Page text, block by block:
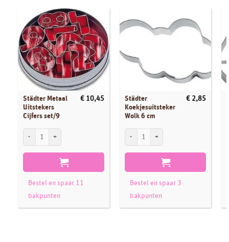
Städter Metaal
Uitstekers
Cijfers set/9
€ 10,45
Städter Metaal Uitstekers Cijfers set/9 aantal
Bestel en spaar 11
bakpunten
Städter
Koekjesuitsteker
Wolk 6 cm
€ 2,85
Städter Koekjesuitsteker Wolk 6 cm
Bestel en spaar 3
bakpunten